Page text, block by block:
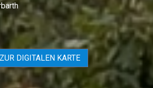
ZUR DIGITALEN KARTE